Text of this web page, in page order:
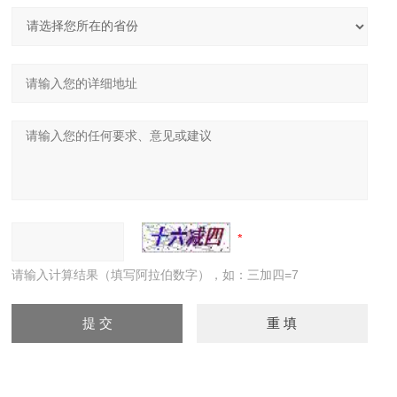
请输入计算结果（填写阿拉伯数字），如：三加四=7